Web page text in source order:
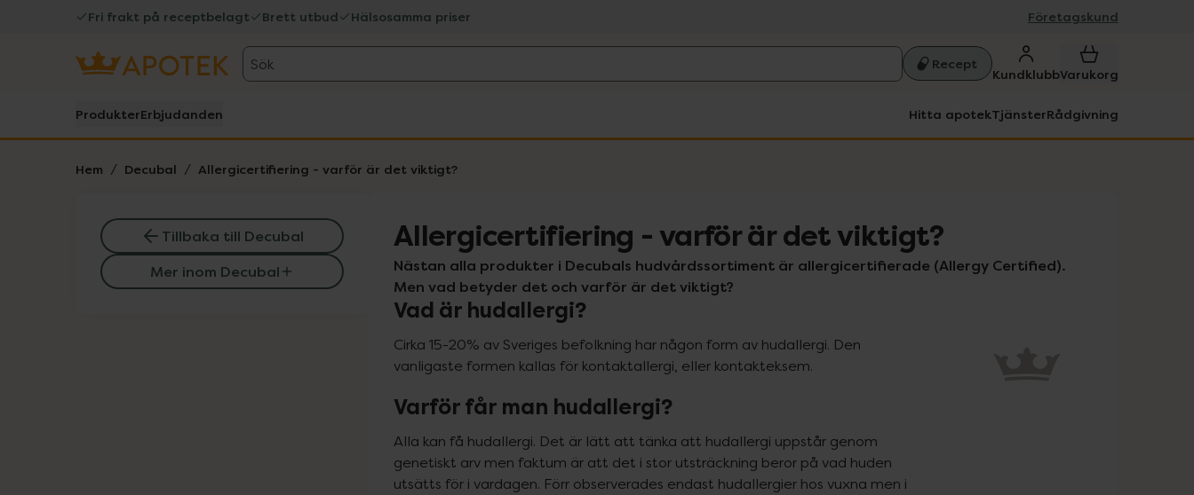
Fri frakt på receptbelagt Brett utbud Hälsosamma priser Företagskund
Sök Recept
KundklubbVarukorg
ProdukterErbjudanden Hitta apotekTjänsterRådgivning
Hem Decubal Allergicertifiering - varför är det viktigt?
Tillbaka till Decubal
Mer inom Decubal
Allergicertifiering - varför är det viktigt?
Nästan alla produkter i Decubals hudvårdssortiment är allergicertifierade (Allergy Certified).
Men vad betyder det och varför är det viktigt?
Vad är hudallergi?
Cirka 15-20% av Sveriges befolkning har någon form av hudallergi. Den
vanligaste formen kallas för kontaktallergi, eller kontakteksem.
Varför får man hudallergi?
Alla kan få hudallergi. Det är lätt att tänka att hudallergi uppstår genom
genetiskt arv men faktum är att det i stor utsträckning beror på vad huden
utsätts för i vardagen. Förr observerades endast hudallergier hos vuxna men i